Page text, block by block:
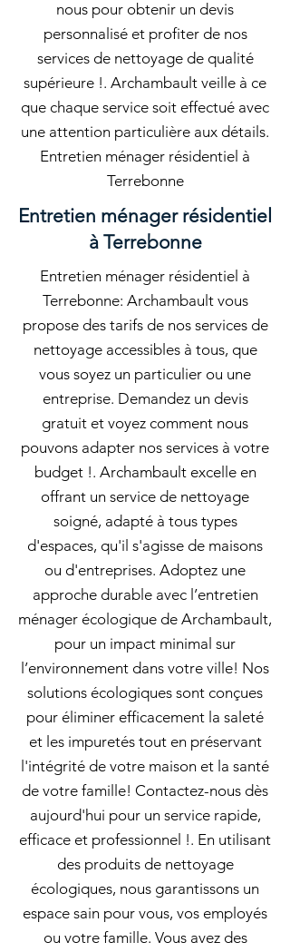
nous pour obtenir un devis
personnalisé et profiter de nos
services de nettoyage de qualité
supérieure !. Archambault veille à ce
que chaque service soit effectué avec
une attention particulière aux détails.
Entretien ménager résidentiel à
Terrebonne
Entretien ménager résidentiel
à Terrebonne
Entretien ménager résidentiel à
Terrebonne: Archambault vous
propose des tarifs de nos services de
nettoyage accessibles à tous, que
vous soyez un particulier ou une
entreprise. Demandez un devis
gratuit et voyez comment nous
pouvons adapter nos services à votre
budget !. Archambault excelle en
offrant un service de nettoyage
soigné, adapté à tous types
d'espaces, qu'il s'agisse de maisons
ou d'entreprises. Adoptez une
approche durable avec l’entretien
ménager écologique de Archambault,
pour un impact minimal sur
l’environnement dans votre ville! Nos
solutions écologiques sont conçues
pour éliminer efficacement la saleté
et les impuretés tout en préservant
l'intégrité de votre maison et la santé
de votre famille! Contactez-nous dès
aujourd'hui pour un service rapide,
efficace et professionnel !. En utilisant
des produits de nettoyage
écologiques, nous garantissons un
espace sain pour vous, vos employés
ou votre famille. Vous avez des